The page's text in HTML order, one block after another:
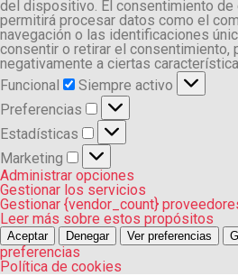
del dispositivo. El consentimiento
permitirá procesar datos como el
navegación o las identificaciones
consentir o retirar el consentimiento,
negativamente a ciertas
Funcional
Funcional
Siempre activo
Preferencias
Preferencias
Estadísticas
Estadísticas
Marketing
Marketing
Administrar opciones
Gestionar los servicios
Gestionar {vendor_count}
Leer más sobre estos propósitos
Aceptar Denegar Ver preferencias
preferencias
Política de cookies